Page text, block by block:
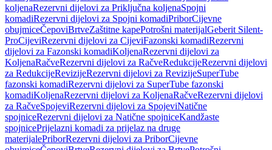
koljenaRezervni dijelovi za Priključna koljenaSpojni
komadiRezervni dijelovi za Spojni komadiPriborCijevne
obujmiceČepoviBrtveZaštitne kapePotrošni materijalGeberit Silent-
ProCijeviRezervni dijelovi za CijeviFazonski komadiRezervni
dijelovi za Fazonski komadiKoljenaRezervni dijelovi za
KoljenaRačveRezervni dijelovi za RačveRedukcijeRezervni dijelovi
za RedukcijeRevizijeRezervni dijelovi za RevizijeSuperTube
fazonski komadiRezervni dijelovi za SuperTube fazonski
komadiKoljenaRezervni dijelovi za KoljenaRačveRezervni dijelovi
za RačveSpojeviRezervni dijelovi za SpojeviNatične
spojniceRezervni dijelovi za Natične spojniceKandžaste
spojnicePrijelazni komadi za prijelaz na druge
materijalePriborRezervni dijelovi za PriborCijevne